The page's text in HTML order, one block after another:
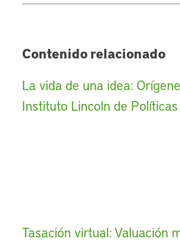
Contenido relacionado
La vida de una idea:
Instituto Lincoln de
Tasación virtual: Valuación